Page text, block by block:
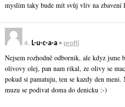
myslím taky bude mít svůj vliv na zbavení
4. L-u-c-a-a • profil
Nejsem rozhodně odbornik, ale kdyz jsme
olivovy olej, pan nam rikal, ze olivy se
pokud si pamatuju, ten se kazdy den
muzu se podivat doma do denicku :-)